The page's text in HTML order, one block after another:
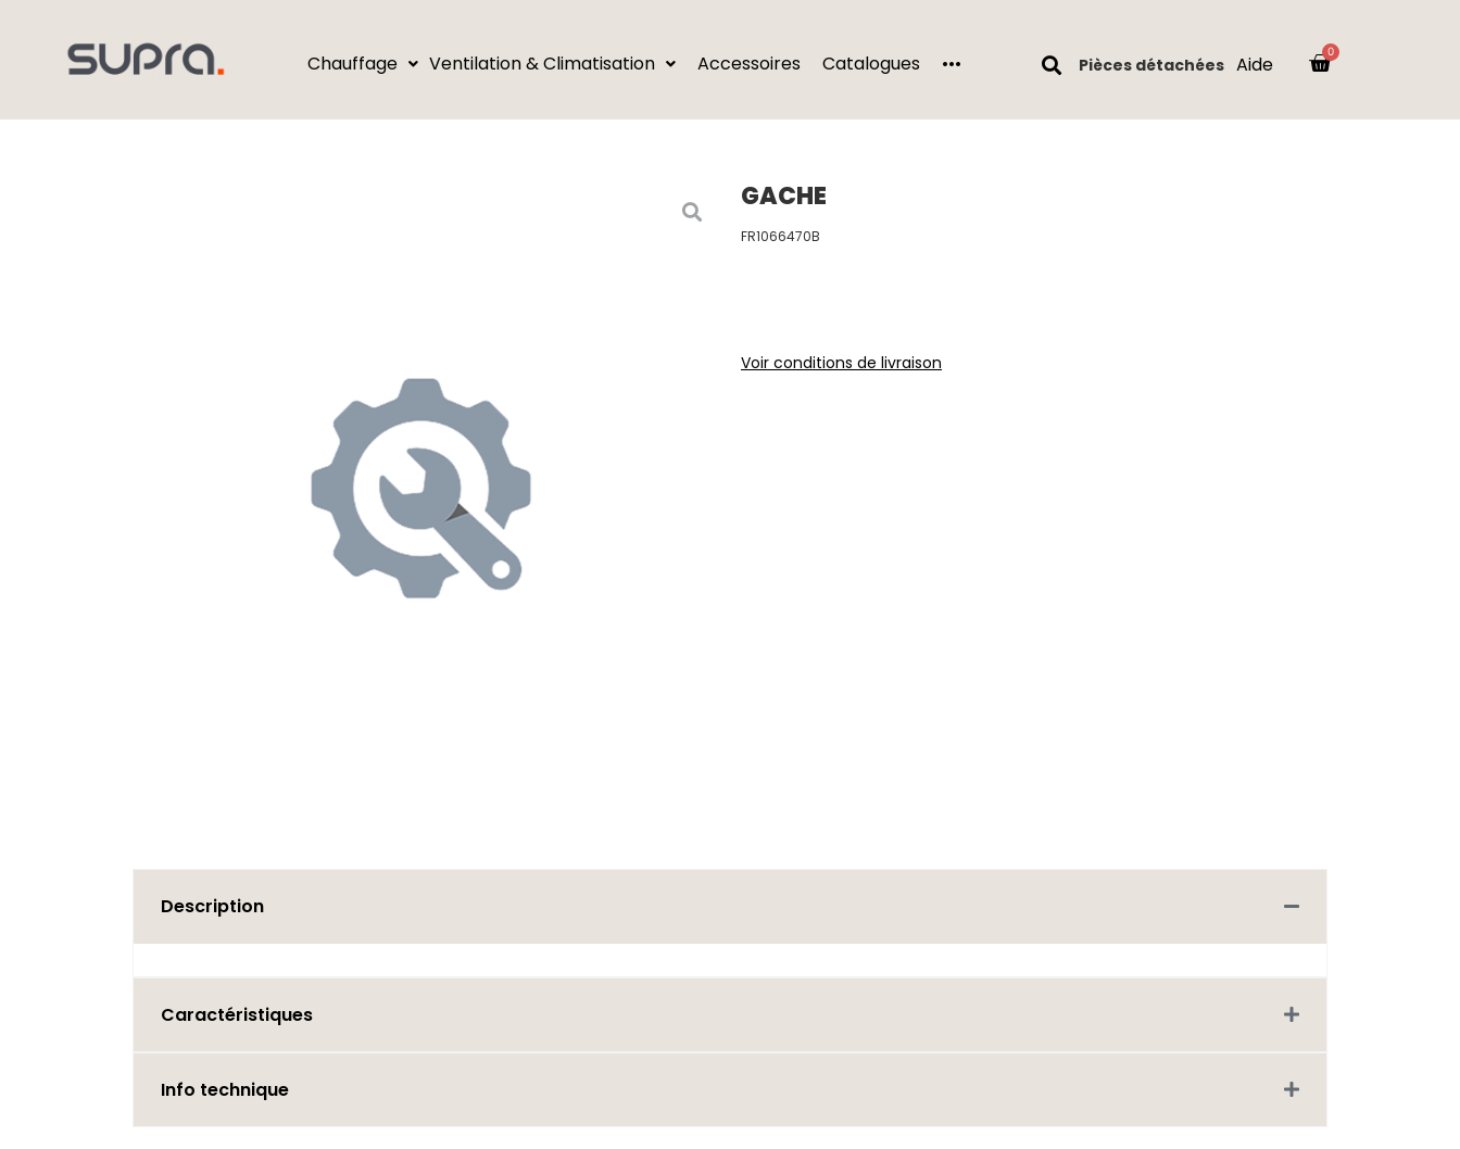
Chauffage Ventilation & Climatisation Accessoires Catalogues ··· Pièces détachées Aide
GACHE
FR1066470B
Voir conditions de livraison
Description
Caractéristiques
Info technique